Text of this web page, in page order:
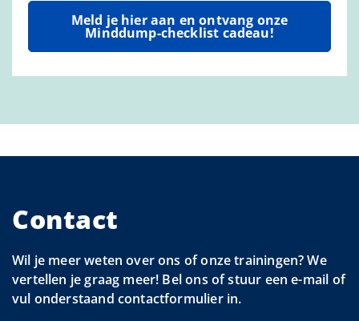
Meld je hier aan en ontvang onze
Minddump-checklist cadeau!
Contact
Wil je meer weten over ons of onze trainingen? We
vertellen je graag meer! Bel ons of stuur een e-mail of
vul onderstaand contactformulier in.